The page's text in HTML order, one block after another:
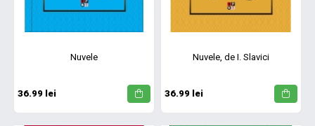
Nuvele
36.99 lei
Nuvele, de I. Slavici
36.99 lei